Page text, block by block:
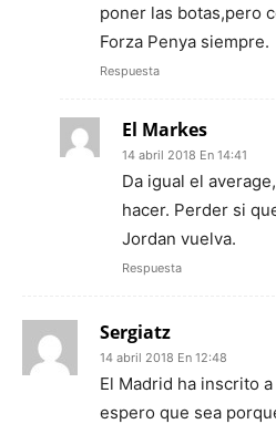
poner las botas,pero
Forza Penya siempre.
Respuesta
El Markes
14 abril 2018 En 14:41
Da igual el
hacer. Perder si
Jordan vuelva.
Respuesta
Sergiatz
14 abril 2018 En 12:48
El Madrid ha inscrito
espero que sea